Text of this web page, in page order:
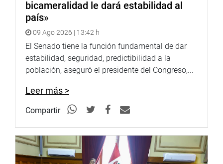
bicameralidad le dará estabilidad al
país»
09 Ago 2026 | 13:42 h
El Senado tiene la función fundamental de dar
estabilidad, seguridad, predictibilidad a la
población, aseguró el presidente del Congreso,...
Leer más >
Compartir